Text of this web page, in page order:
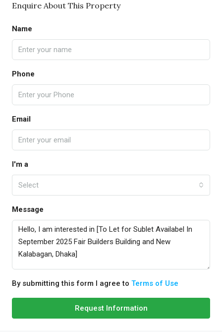
Enquire About This Property
Name
Phone
Email
I'm a
Select
Message
By submitting this form I agree to Terms of Use
Request Information